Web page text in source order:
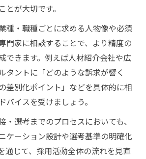
とが大切です。
種・職種ごとに求める人物像や必須
門家に相談することで、より精度の
できます。例えば人材紹介会社や広
タントに「どのような訴求が響く
差別化ポイント」などを具体的に相
バイスを受けましょう。
・選考までのプロセスにおいても、
ケーション設計や選考基準の明確化
通じて、採用活動全体の流れを見直